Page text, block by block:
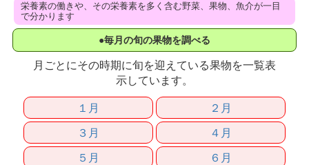
栄養素の働きや、その栄養素を多く含む野菜、果物、魚介が一目
で分かります
●毎月の旬の果物を調べる
月ごとにその時期に旬を迎えている果物を一覧表
示しています。
１月
２月
３月
４月
５月
６月